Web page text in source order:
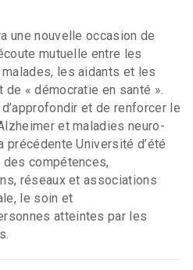
une nouvelle occasion de
mutuelle entre les
les aidants et les
« démocratie en santé ».
et de renforcer le
et maladies neuro-
Université d’été
compétences,
réseaux et associations
le soin et
atteintes par les